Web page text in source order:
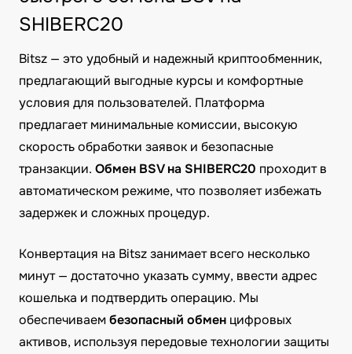
SHIBERC20
Bitsz — это удобный и надежный криптообменник,
предлагающий выгодные курсы и комфортные
условия для пользователей. Платформа
предлагает минимальные комиссии, высокую
скорость обработки заявок и безопасные
транзакции. Обмен BSV на SHIBERC20 проходит в
автоматическом режиме, что позволяет избежать
задержек и сложных процедур.
Конвертация на Bitsz занимает всего несколько
минут — достаточно указать сумму, ввести адрес
кошелька и подтвердить операцию. Мы
обеспечиваембезопасный обмен цифровых
активов, используя передовые технологии защиты